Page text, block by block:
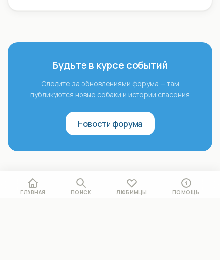
Будьте в курсе событий
Следите за обновлениями форума — там
публикуются новые собаки и истории спасения
Новости форума
ГЛАВНАЯ ПОИСК ЛЮБИМЦЫ ПОМОЩЬ